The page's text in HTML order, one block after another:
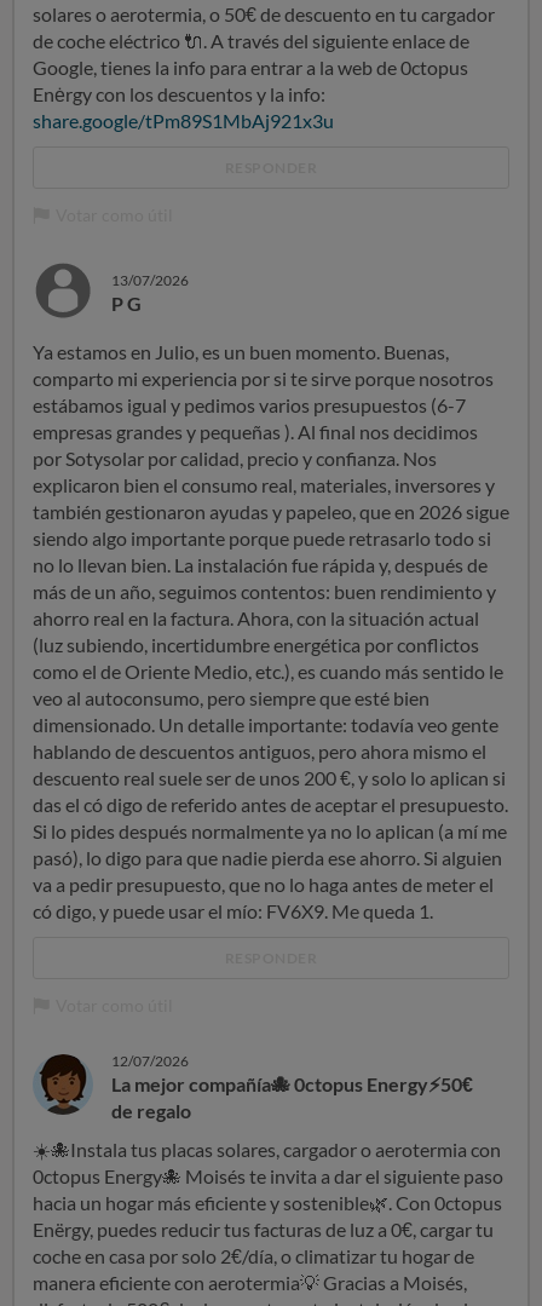
solares o aerotermia, o 50€ de descuento en tu cargador
de coche eléctrico 🔌. A través del siguiente enlace de
Google, tienes la info para entrar a la web de 0ctopus
Enėrgy con los descuentos y la info:
share.google/tPm89S1MbAj921x3u
13/07/2026
P G
Ya estamos en Julio, es un buen momento. Buenas,
comparto mi experiencia por si te sirve porque nosotros
estábamos igual y pedimos varios presupuestos (6-7
empresas grandes y pequeñas ). Al final nos decidimos
por Sotysolar por calidad, precio y confianza. Nos
explicaron bien el consumo real, materiales, inversores y
también gestionaron ayudas y papeleo, que en 2026 sigue
siendo algo importante porque puede retrasarlo todo si
no lo llevan bien. La instalación fue rápida y, después de
más de un año, seguimos contentos: buen rendimiento y
ahorro real en la factura. Ahora, con la situación actual
(luz subiendo, incertidumbre energética por conflictos
como el de Oriente Medio, etc.), es cuando más sentido le
veo al autoconsumo, pero siempre que esté bien
dimensionado. Un detalle importante: todavía veo gente
hablando de descuentos antiguos, pero ahora mismo el
descuento real suele ser de unos 200 €, y solo lo aplican si
das el có digo de referido antes de aceptar el presupuesto.
Si lo pides después normalmente ya no lo aplican (a mí me
pasó), lo digo para que nadie pierda ese ahorro. Si alguien
va a pedir presupuesto, que no lo haga antes de meter el
có digo, y puede usar el mío: FV6X9. Me queda 1.
12/07/2026
La mejor compañía🐙 0ctopus Energy⚡50€
de regalo
☀🐙Instala tus placas solares, cargador o aerotermia con
0ctopus Energy🐙 Moisés te invita a dar el siguiente paso
hacia un hogar más eficiente y sostenible🌿. Con 0ctopus
Enërgy, puedes reducir tus facturas de luz a 0€, cargar tu
coche en casa por solo 2€/día, o climatizar tu hogar de
manera eficiente con aerotermia💡Gracias a Moisés,